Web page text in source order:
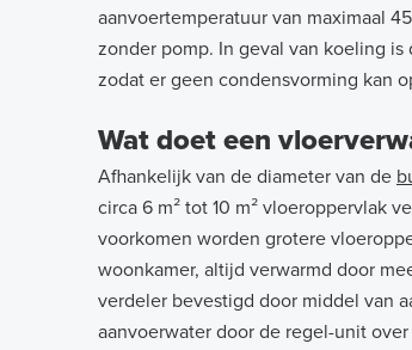
aanvoertemperatuur van maximaal
zonder pomp. In geval van koeling
zodat er geen condensvorming kan
Wat doet een
Afhankelijk van de diameter van de
circa 6 m² tot 10 m² vloeroppervlak
voorkomen worden grotere
woonkamer, altijd verwarmd door
verdeler bevestigd door middel van
aanvoerwater door de regel-unit